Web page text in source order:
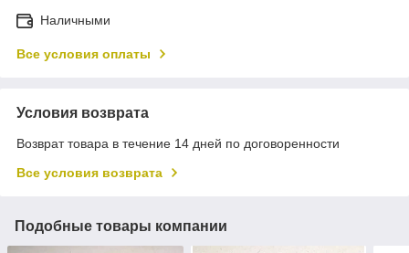
Наличными
Все условия оплаты
Условия возврата
Возврат товара в течение 14 дней по договоренности
Все условия возврата
Подобные товары компании